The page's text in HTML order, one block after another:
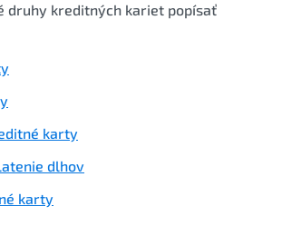
druhy kreditných kariet popísať
karty
dlhov
karty